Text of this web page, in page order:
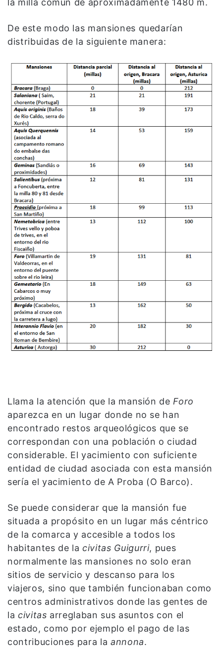
De este modo las mansiones quedarían
distribuidas de la siguiente manera:
Llama la atención que la mansión de Foro
aparezca en un lugar donde no se han
encontrado restos arqueológicos que se
correspondan con una población o ciudad
considerable. El yacimiento con suficiente
entidad de ciudad asociada con esta mansión
sería el yacimiento de A Proba (O Barco).
Se puede considerar que la mansión fue
situada a propósito en un lugar más céntrico
de la comarca y accesible a todos los
habitantes de la civitas Guigurri, pues
normalmente las mansiones no solo eran
sitios de servicio y descanso para los
viajeros, sino que también funcionaban como
centros administrativos donde las gentes de
la civitas arreglaban sus asuntos con el
estado, como por ejemplo el pago de las
contribuciones para la annona.